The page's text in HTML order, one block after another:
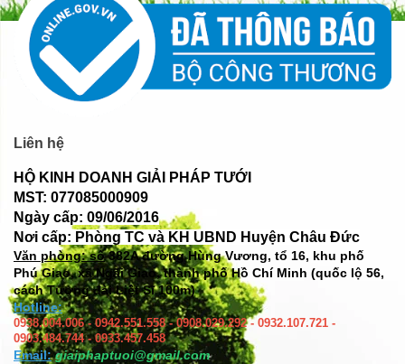
Liên hệ
HỘ KINH DOANH GIẢI PHÁP TƯỚI
MST: 077085000909
Ngày cấp: 09/06/2016
Nơi cấp: Phòng TC và KH UBND Huyện Châu Đức
Văn phòng: số382A đường Hùng Vương, tổ 16, khu phố
Phú Giao, xã Ngãi Giao, thành phố Hồ Chí Minh (quốc lộ 56,
cách Tượng đài Liệt Sĩ 100m)
Hotline:
0938.004.006 - 0942.551.558 - 0908.029.292 - 0932.107.721 -
0903.484.744 - 0933.457.458
Email: giaiphaptuoi@gmail.com